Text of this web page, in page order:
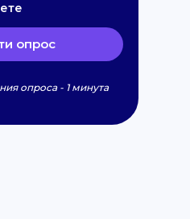
опрос
опроса - 1 минута